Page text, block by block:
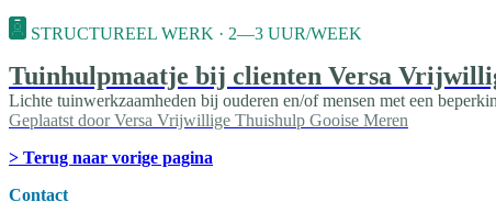
STRUCTUREEL WERK · 2—3 UUR/WEEK
Tuinhulpmaatje bij clienten Versa
Lichte tuinwerkzaamheden bij ouderen en/of mensen met een
Geplaatst door Versa Vrijwillige Thuishulp Gooise Meren
> Terug naar vorige pagina
Contact